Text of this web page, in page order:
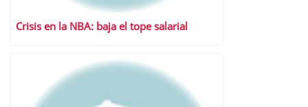
Crisis en la NBA: baja el tope salarial